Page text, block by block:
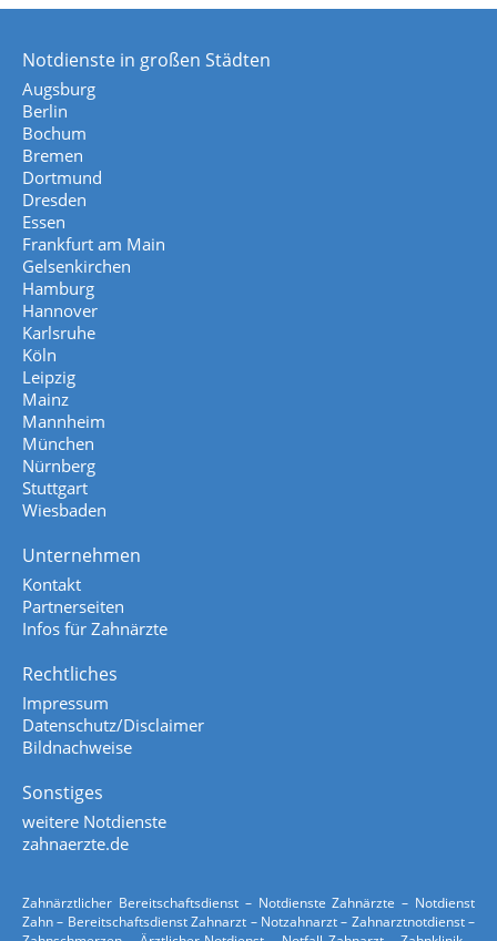
Notdienste in großen Städten
Augsburg
Berlin
Bochum
Bremen
Dortmund
Dresden
Essen
Frankfurt am Main
Gelsenkirchen
Hamburg
Hannover
Karlsruhe
Köln
Leipzig
Mainz
Mannheim
München
Nürnberg
Stuttgart
Wiesbaden
Unternehmen
Kontakt
Partnerseiten
Infos für Zahnärzte
Rechtliches
Impressum
Datenschutz/Disclaimer
Bildnachweise
Sonstiges
weitere Notdienste
zahnaerzte.de
Zahnärztlicher Bereitschaftsdienst – Notdienste Zahnärzte – Notdienst
Zahn – Bereitschaftsdienst Zahnarzt – Notzahnarzt – Zahnarztnotdienst –